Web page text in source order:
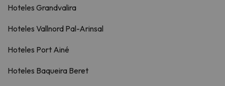
Hoteles Grandvalira
Hoteles Vallnord Pal-Arinsal
Hoteles Port Ainé
Hoteles Baqueira Beret